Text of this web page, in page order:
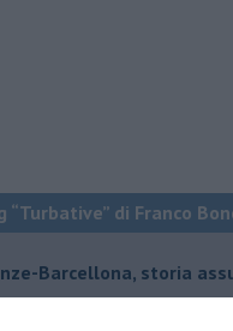
di Franco
Barcellona, storia
sei stato il mio